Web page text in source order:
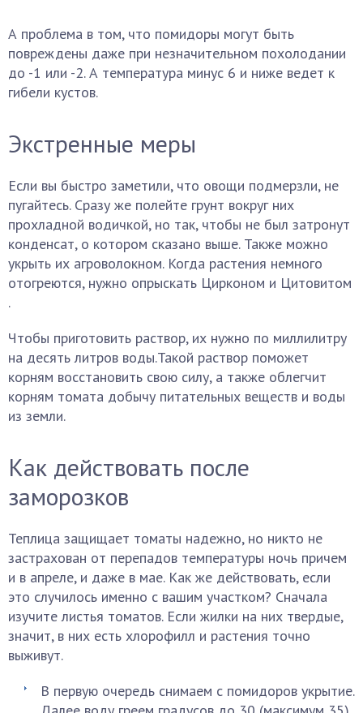
А проблема в том, что помидоры могут быть
повреждены даже при незначительном похолодании
до -1 или -2. А температура минус 6 и ниже ведет к
гибели кустов.
Экстренные меры
Если вы быстро заметили, что овощи подмерзли, не
пугайтесь. Сразу же полейте грунт вокруг них
прохладной водичкой, но так, чтобы не был затронут
конденсат, о котором сказано выше. Также можно
укрыть их агроволокном. Когда растения немного
отогреются, нужно опрыскать Цирконом и Цитовитом
.
Чтобы приготовить раствор, их нужно по миллилитру
на десять литров воды.Такой раствор поможет
корням восстановить свою силу, а также облегчит
корням томата добычу питательных веществ и воды
из земли.
Как действовать после
заморозков
Теплица защищает томаты надежно, но никто не
застрахован от перепадов температуры ночь причем
и в апреле, и даже в мае. Как же действовать, если
это случилось именно с вашим участком? Сначала
изучите листья томатов. Если жилки на них твердые,
значит, в них есть хлорофилл и растения точно
выживут.
В первую очередь снимаем с помидоров укрытие.